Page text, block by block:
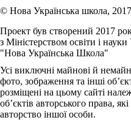
© Нова Українська школа, 2017
Проект був створений 2017
з Міністерством освіти і
"Нова Українська Школа"
Усі виключні майнові й
фото, зображення та інші
розміщені на цьому сайті
об’єктів авторського права,
авторство іншої особи.